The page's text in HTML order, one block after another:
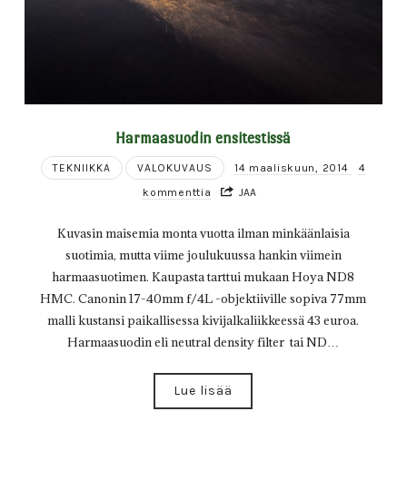
Harmaasuodin ensitestissä
TEKNIIKKA VALOKUVAUS 14 maaliskuun, 2014
4
kommenttia
JAA
Kuvasin maisemia monta vuotta ilman minkäänlaisia
suotimia, mutta viime joulukuussa hankin viimein
harmaasuotimen. Kaupasta tarttui mukaan Hoya ND8
HMC. Canonin 17-40mm f/4L -objektiiville sopiva 77mm
malli kustansi paikallisessa kivijalkaliikkeessä 43 euroa.
Harmaasuodin eli neutral density filter tai ND…
Lue lisää